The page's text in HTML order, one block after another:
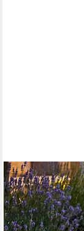
ARNUSA
Gartenbrunnen
Wasserspiel
(5)
149,99 €